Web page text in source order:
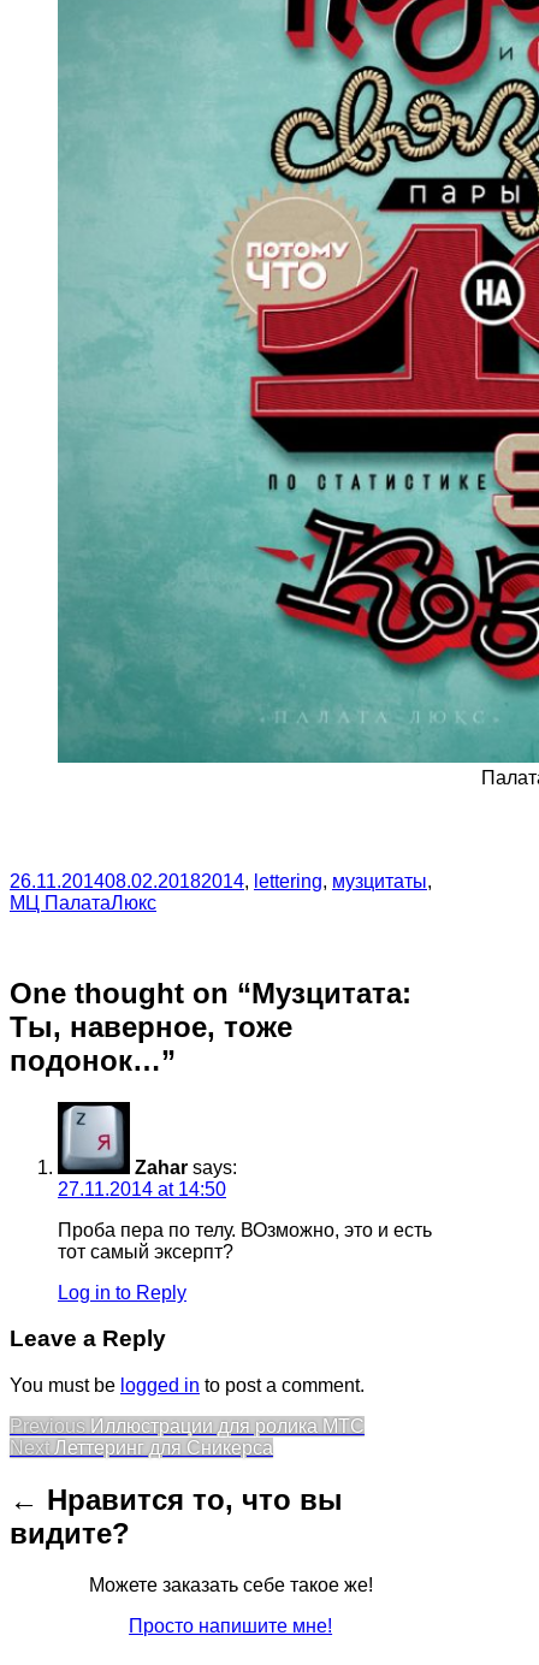
26.11.201408.02.20182014, lettering, музцитаты,
МЦ ПалатаЛюкс
One thought on “Музцитата:
Ты, наверное, тоже
подонок…”
Zahar says:
27.11.2014 at 14:50
Проба пера по телу. ВОзможно, это и есть
тот самый эксерпт?
Log in to Reply
Leave a Reply
You must be logged in to post a comment.
Post
navigation
Previous Previous
post:
Иллюстрации для ролика МТС
Next Next
Леттеринг для Сникерса
← Нравится то, что вы
видите?
Можете заказать себе такое же!
Просто напишите мне!